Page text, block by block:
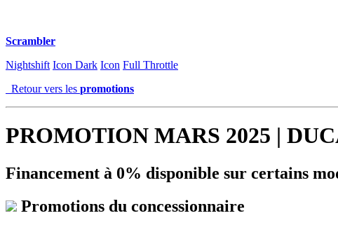
Scrambler
Nightshift Icon Dark Icon Full Throttle
Retour vers les promotions
PROMOTION MARS 2025 |
Financement à 0% disponible sur certains
Promotions du concessionnaire